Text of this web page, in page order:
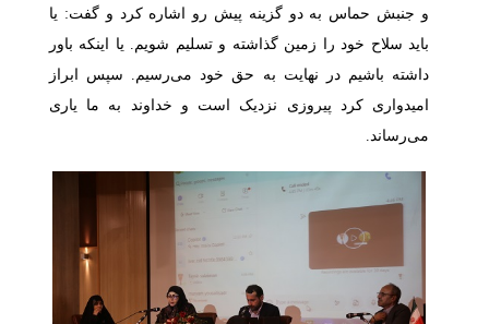
و جنبش حماس به دو گزینه پیش رو اشاره کرد و گفت: یا
باید سلاح خود را زمین گذاشته و تسلیم شویم. یا اینکه باور
داشته باشیم در نهایت به حق خود می‌رسیم. سپس ابراز
امیدواری کرد پیروزی نزدیک است و خداوند به ما یاری
می‌رساند.